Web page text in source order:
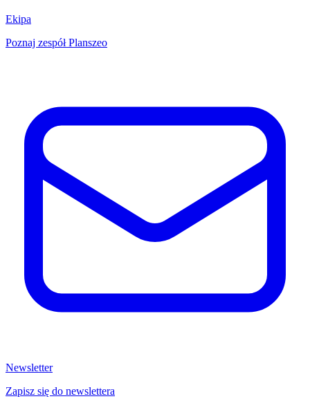
Ekipa
Poznaj zespół Planszeo
Newsletter
Zapisz się do newslettera